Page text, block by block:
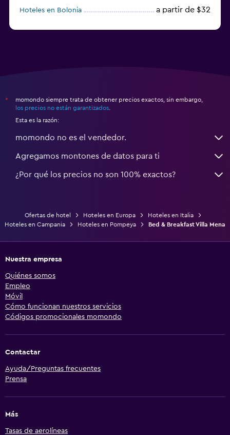
Hoteles en Bolonia a partir de $32
*
momondo siempre trata de obtener precios exactos, sin embargo,
los precios no están garantizados
Esta es la razón:
momondo no es el vendedor.
Agregamos montones de datos para ti
¿Por qué los precios no son 100% exactos?
Ofertas de hotel Hoteles en Europa
Hoteles en Italia
Hoteles en Campania
Hoteles en Pompeya Bed & Breakfast Villa Mena
Nuestra empresa
Quiénes somos
Empleo
Móvil
Cómo funcionan nuestros servicios
Códigos promocionales momondo
Contactar
Ayuda/Preguntas frecuentes
Prensa
Más
Tasas de aerolíneas